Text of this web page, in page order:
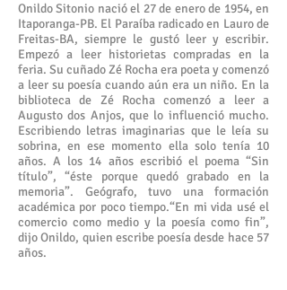
Onildo Sitonio nació el 27 de enero de 1954, en
Itaporanga-PB. El Paraíba radicado en Lauro de
Freitas-BA, siempre le gustó leer y escribir.
Empezó a leer historietas compradas en la
feria. Su cuñado Zé Rocha era poeta y comenzó
a leer su poesía cuando aún era un niño. En la
biblioteca de Zé Rocha comenzó a leer a
Augusto dos Anjos, que lo influenció mucho.
Escribiendo letras imaginarias que le leía su
sobrina, en ese momento ella solo tenía 10
años. A los 14 años escribió el poema “Sin
título”, “éste porque quedó grabado en la
memoria”. Geógrafo, tuvo una formación
académica por poco tiempo.“En mi vida usé el
comercio como medio y la poesía como fin”,
dijo Onildo, quien escribe poesía desde hace 57
años.